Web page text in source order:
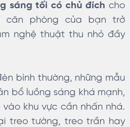
sáng tối có chủ đích cho
căn phòng của bạn trở
nghệ thuật thu nhỏ đầy
bình thường, những mẫu
bổ luồng sáng khá mạnh,
khu vực cần nhấn nhá.
treo tường, treo trần hay